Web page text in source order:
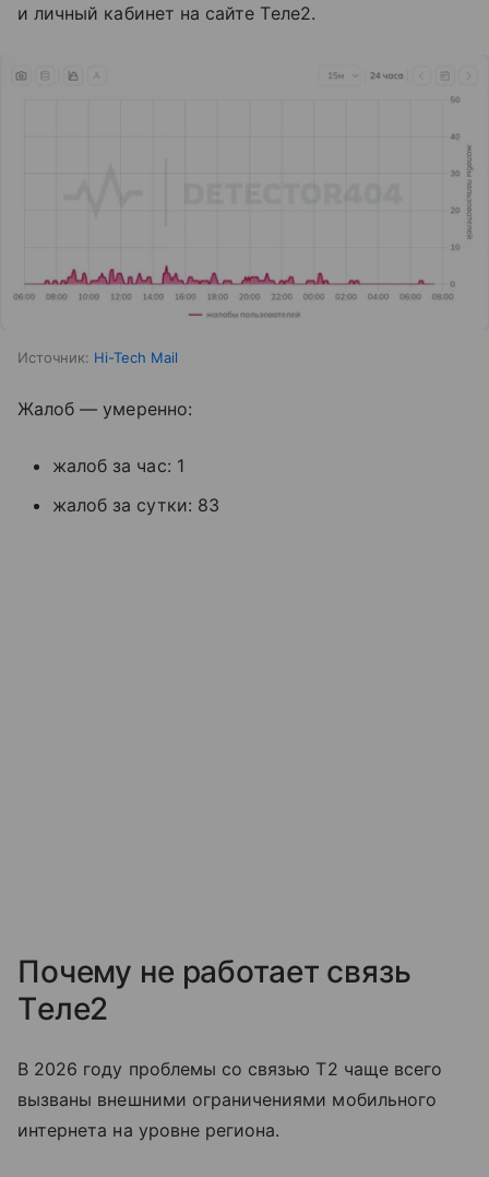
и личный кабинет на сайте Tеле2.
Источник: Hi-Tech Mail
Жалоб — умеренно:
жалоб за час: 1
жалоб за сутки: 83
Почему не работает связь
Tеле2
В 2026 году проблемы со связью T2 чаще всего
вызваны внешними ограничениями мобильного
интернета на уровне региона.